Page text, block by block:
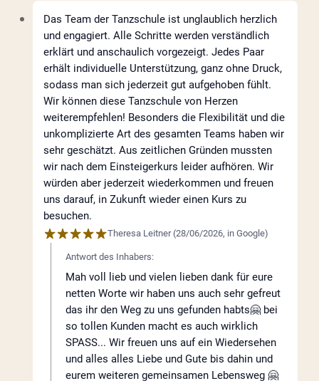
Das Team der Tanzschule ist unglaublich herzlich
und engagiert. Alle Schritte werden verständlich
erklärt und anschaulich vorgezeigt. Jedes Paar
erhält individuelle Unterstützung, ganz ohne Druck,
sodass man sich jederzeit gut aufgehoben fühlt.
Wir können diese Tanzschule von Herzen
weiterempfehlen! Besonders die Flexibilität und die
unkomplizierte Art des gesamten Teams haben wir
sehr geschätzt. Aus zeitlichen Gründen mussten
wir nach dem Einsteigerkurs leider aufhören. Wir
würden aber jederzeit wiederkommen und freuen
uns darauf, in Zukunft wieder einen Kurs zu
besuchen.
Theresa Leitner(28/06/2026, in Google)
Antwort des Inhabers:
Mah voll lieb und vielen lieben dank für eure
netten Worte wir haben uns auch sehr gefreut
das ihr den Weg zu uns gefunden habts🤗 bei
so tollen Kunden macht es auch wirklich
SPASS... Wir freuen uns auf ein Wiedersehen
und alles alles Liebe und Gute bis dahin und
eurem weiteren gemeinsamen Lebensweg 🤗